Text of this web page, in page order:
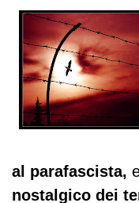
al parafascista,
nostalgico dei